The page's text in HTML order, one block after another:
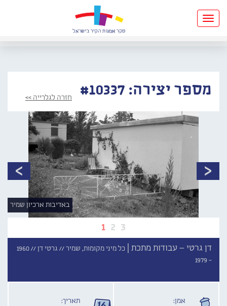
Toggle
navigation
מספר יצירה: #10337 חזרה לגלרייה >>
1 2 3
באדיבות ארכיון שמיר
דן גרטי – עבודות מתכת | כל מיני מקומות, שמיר // גרטי דן //1960
- 1979
אמן:
תאריך: